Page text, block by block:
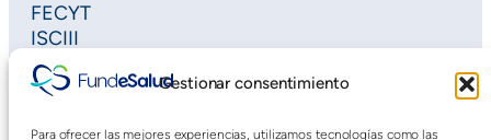
Gestionar consentimiento
Para ofrecer las mejores experiencias, utilizamos tecnologías como las
FECYT
ISCIII
Horizon Europe
Plan Regional de Investigación